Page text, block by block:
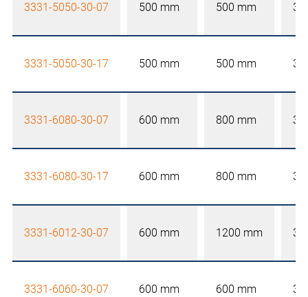
3331-5050-30-07 500 mm 500 mm
3331-5050-30-17 500 mm 500 mm
3331-6080-30-07 600 mm 800 mm
3331-6080-30-17 600 mm 800 mm
3331-6012-30-07 600 mm 1200 mm
3331-6060-30-07 600 mm 600 mm